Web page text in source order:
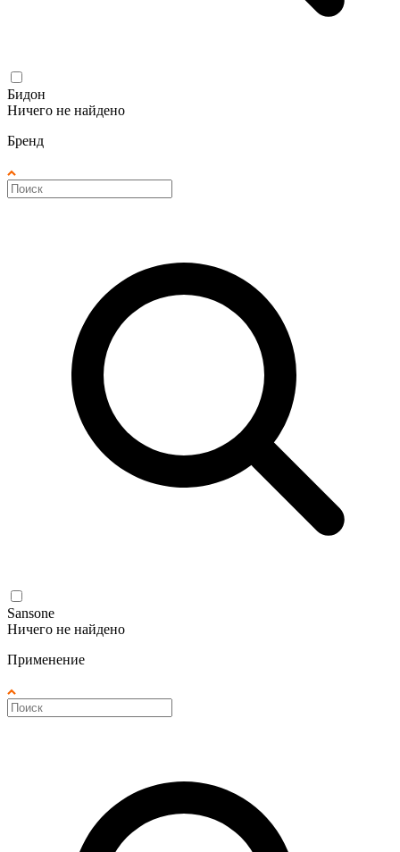
Бидон
Ничего не найдено
Бренд
Sansone
Ничего не найдено
Применение